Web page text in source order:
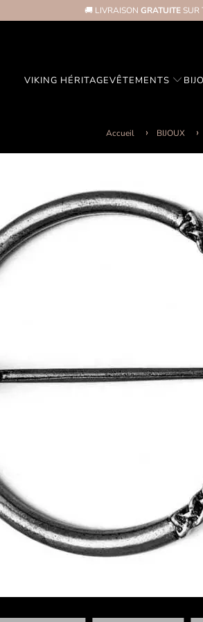
🚚 LIVRAISON GRATUITE SUR
VIKING HÉRITAGEVÊTEMENTS
Accueil BIJOUX